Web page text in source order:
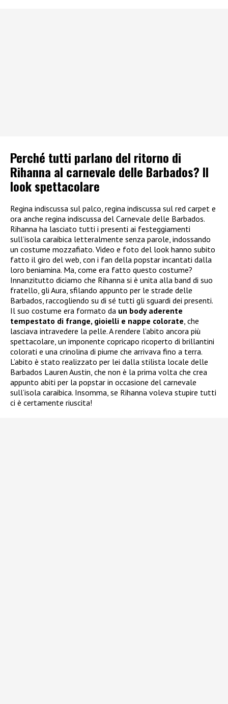
Perché tutti parlano del ritorno di
Rihanna al carnevale delle Barbados? Il
look spettacolare
Regina indiscussa sul palco, regina indiscussa sul red carpet e
ora anche regina indiscussa del Carnevale delle Barbados.
Rihanna ha lasciato tutti i presenti ai festeggiamenti
sull’isola caraibica letteralmente senza parole, indossando
un costume mozzafiato. Video e foto del look hanno subito
fatto il giro del web, con i fan della popstar incantati dalla
loro beniamina. Ma, come era fatto questo costume?
Innanzitutto diciamo che Rihanna si è unita alla band di suo
fratello, gli Aura, sfilando appunto per le strade delle
Barbados, raccogliendo su di sé tutti gli sguardi dei presenti.
Il suo costume era formato da un body aderente
tempestato di frange, gioielli e nappe colorate , che
lasciava intravedere la pelle. A rendere l’abito ancora più
spettacolare, un imponente copricapo ricoperto di brillantini
colorati e una crinolina di piume che arrivava fino a terra.
L’abito è stato realizzato per lei dalla stilista locale delle
Barbados Lauren Austin, che non è la prima volta che crea
appunto abiti per la popstar in occasione del carnevale
sull’isola caraibica. Insomma, se Rihanna voleva stupire tutti
ci è certamente riuscita!